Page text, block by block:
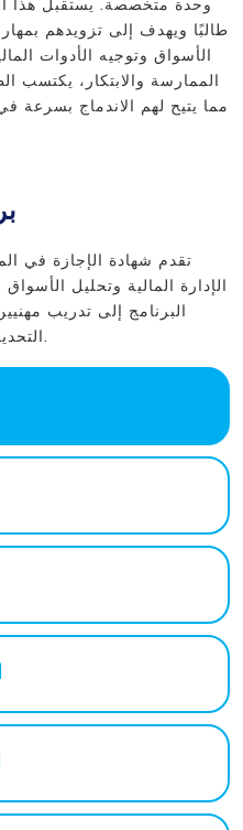
طالبًا ويهدف إلى تزويدهم
الأسواق وتوجيه الأدوات
الممارسة والابتكار، يكتسب
مما يتيح لهم الاندماج بسرعة
تقدم شهادة الإجازة في
الإدارة المالية وتحليل
البرنامج إلى تدريب
التحديات المالية للشركات والمؤسسات.